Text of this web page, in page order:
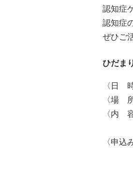
認知症
認知症
ぜひご
ひだま
〈日
〈場
〈内
認知
〈申込
申込